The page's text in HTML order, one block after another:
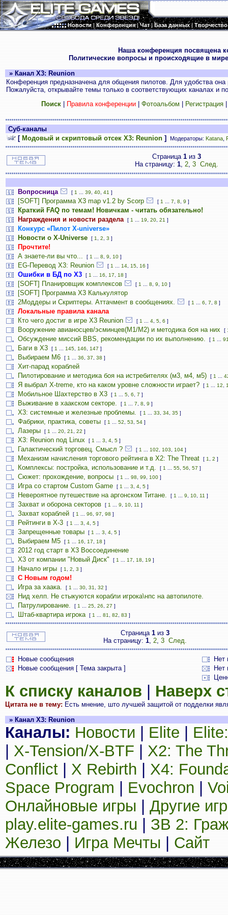
Новости|Конференция|Чат|База данных|Творчество
Наша конференция посвящена
Политические вопросы и происходящие в
» Канал X3: Reunion
Конференция предназначена для общения пилотов. Для удобства
Пожалуйста, открывайте темы только в соответствующих каналах и
Поиск| Правила конференции| Фотоальбом Регистрация
Суб-каналы
[ Модовый и скриптовый отсек X3: Reunion ] Модераторы: Katana
Страница 1 из 3
На страницу: 1, 2, 3 След.
Вопросница [ 1 39 40 41 ]
[SOFT] Программа X3 map v1.2 by Scorp [ 1 7 8 9 ]
Краткий FAQ по темам! Новичкам - читать обязательно!
Награждения и новости раздела
[ 1 19 20 21 ]
Конкурс «Пилот Х-universe»
Новости о X-Universe
[ 1 2 3 ]
Прочтите!
А знаете-ли вы что...
[ 1 8 9 10 ]
EG-Перевод X3: Reunion [ 1 14 15 16 ]
Ошибки в БД по Х3 [ 1 16 17 18 ]
[SOFT] Планировщик комплексов [ 1 8 9 10 ]
[SOFT] Программа X3 Калькулятор
2Моддеры и Скриптеры. Аттачмент в сообщениях.
[ 1 6 7 8 ]
Локальные правила канала
Кто чего достиг в игре Х3 Reunion
[ 1 4 5 6 ]
Вооружение авианосцев/эсминцев(М1/М2) и методика боя на них [
Обсуждение миссий BBS, рекомендации по их выполнению. [ 1
Баги в Х3 [ 1 145 146 147 ]
Выбираем M6 [ 1 36 37 38 ]
Хит-парад кораблей
Пилотирование и методика боя на истребителях (м3, м4, м5)
[ 1
Я выбрал X-treme, кто на каком уровне сложности играет? [ 1 12
Мобильное Шахтерство в Х3 [ 1 5 6 7 ]
Выживание в хаакском секторе. [ 1 7 8 9 ]
Х3: системные и железные проблемы. [ 1 33 34 35 ]
Фабрики, практика, советы [ 1 52 53 54 ]
Лазеры [ 1 20 21 22 ]
X3: Reunion под Linux [ 1 3 4 5 ]
Галактический торговец. Смысл ? [ 1 102 103 104 ]
Механизм начисления торгового рейтинга в Х2: The Threat [ 1 2 ]
Комплексы: постройка, использование и т.д. [ 1 55 56 57 ]
Сюжет: прохождение, вопросы [ 1 98 99 100 ]
Игра со стартом Custom Game [ 1 3 4 5 ]
Невероятное путешествие на аргонском Титане. [ 1 9 10 11 ]
Захват и оборона секторов [ 1 9 10 11 ]
Захват кораблей [ 1 96 97 98 ]
Рейтинги в Х-3 [ 1 3 4 5 ]
Запрещенные товары [ 1 3 4 5 ]
Выбираем М5 [ 1 16 17 18 ]
2012 год старт в Х3 Воссоединение
X3 от компании "Новый Диск"
[ 1 17 18 19 ]
Начало игры [ 1 2 3 ]
С Новым годом!
Игра за хаака.
[ 1 30 31 32 ]
Нид хелп. Не стыкуются корабли игрока\нпс на автопилоте.
Патрулирование.
[ 1 25 26 27 ]
Штаб-квартира игрока [ 1 81 82 83 ]
Страница 1 из 3
На страницу: 1, 2, 3 След.
Новые сообщения
Нет
Новые сообщения [ Тема закрыта ]
Нет
К списку каналов Наверх
Цитата не в тему: Есть мнение, што лучшей защитой от подделки
» Канал X3: Reunion
Каналы: Новости Elite
X-Tension/X-BTF
X2: The
Conflict
X Rebirth
X4:
Space Program
Evochron
Онлайновые игры
Другие
play.elite-games.ru
ЗВ 2:
Железо
Игра Мечты Сайт